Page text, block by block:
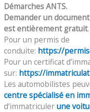
Démarches ANTS.
Demander un
est entièrement gratuit.
Pour un permis de
conduite: https://
Pour un certificat
sur: https://
Les automobilistes
centre spécialisé en
d’immatriculerune